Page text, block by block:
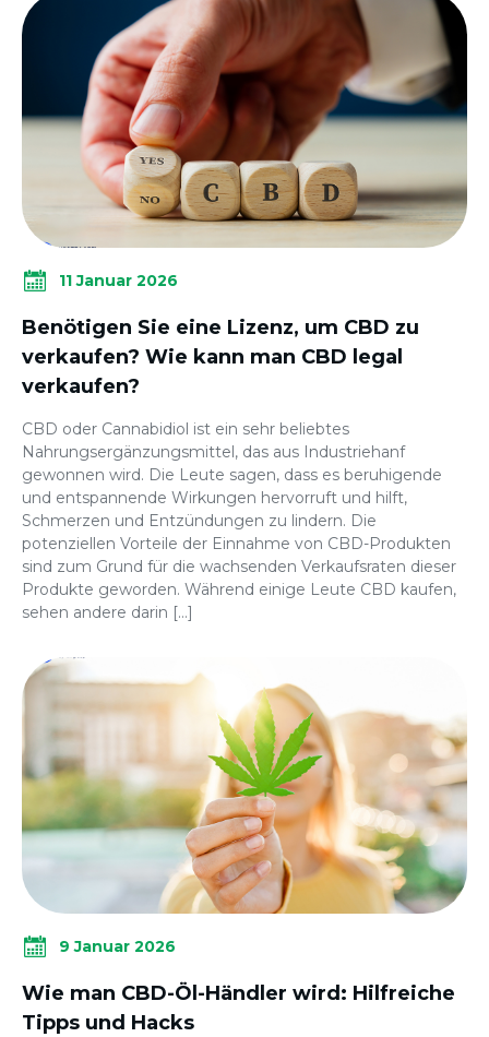
11 Januar 2026
Benötigen Sie eine Lizenz, um CBD zu
verkaufen? Wie kann man CBD legal
verkaufen?
CBD oder Cannabidiol ist ein sehr beliebtes
Nahrungsergänzungsmittel, das aus Industriehanf
gewonnen wird. Die Leute sagen, dass es beruhigende
und entspannende Wirkungen hervorruft und hilft,
Schmerzen und Entzündungen zu lindern. Die
potenziellen Vorteile der Einnahme von CBD-Produkten
sind zum Grund für die wachsenden Verkaufsraten dieser
Produkte geworden. Während einige Leute CBD kaufen,
sehen andere darin […]
9 Januar 2026
Wie man CBD-Öl-Händler wird: Hilfreiche
Tipps und Hacks